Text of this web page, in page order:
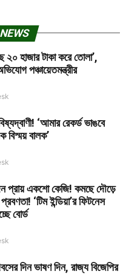
২০ হাজার টাকা করে তোলা’,
পঞ্চায়েতমন্ত্রীর
‘আমার রেকর্ড ভাঙবে
বিস্ময় বালক’
প্রায় একশো কেজি! কমছে দৌড়ে
‘টিম ইন্ডিয়া’র ফিটনেস
বোর্ড
দিন ভাষণ দিন, রাজ্য বিজেপির